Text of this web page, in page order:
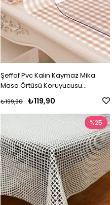
Şeffaf Pvc Kalın Kaymaz Mika
Masa Örtüsü Koruyucusu
₺119,90
₺199,90
%25